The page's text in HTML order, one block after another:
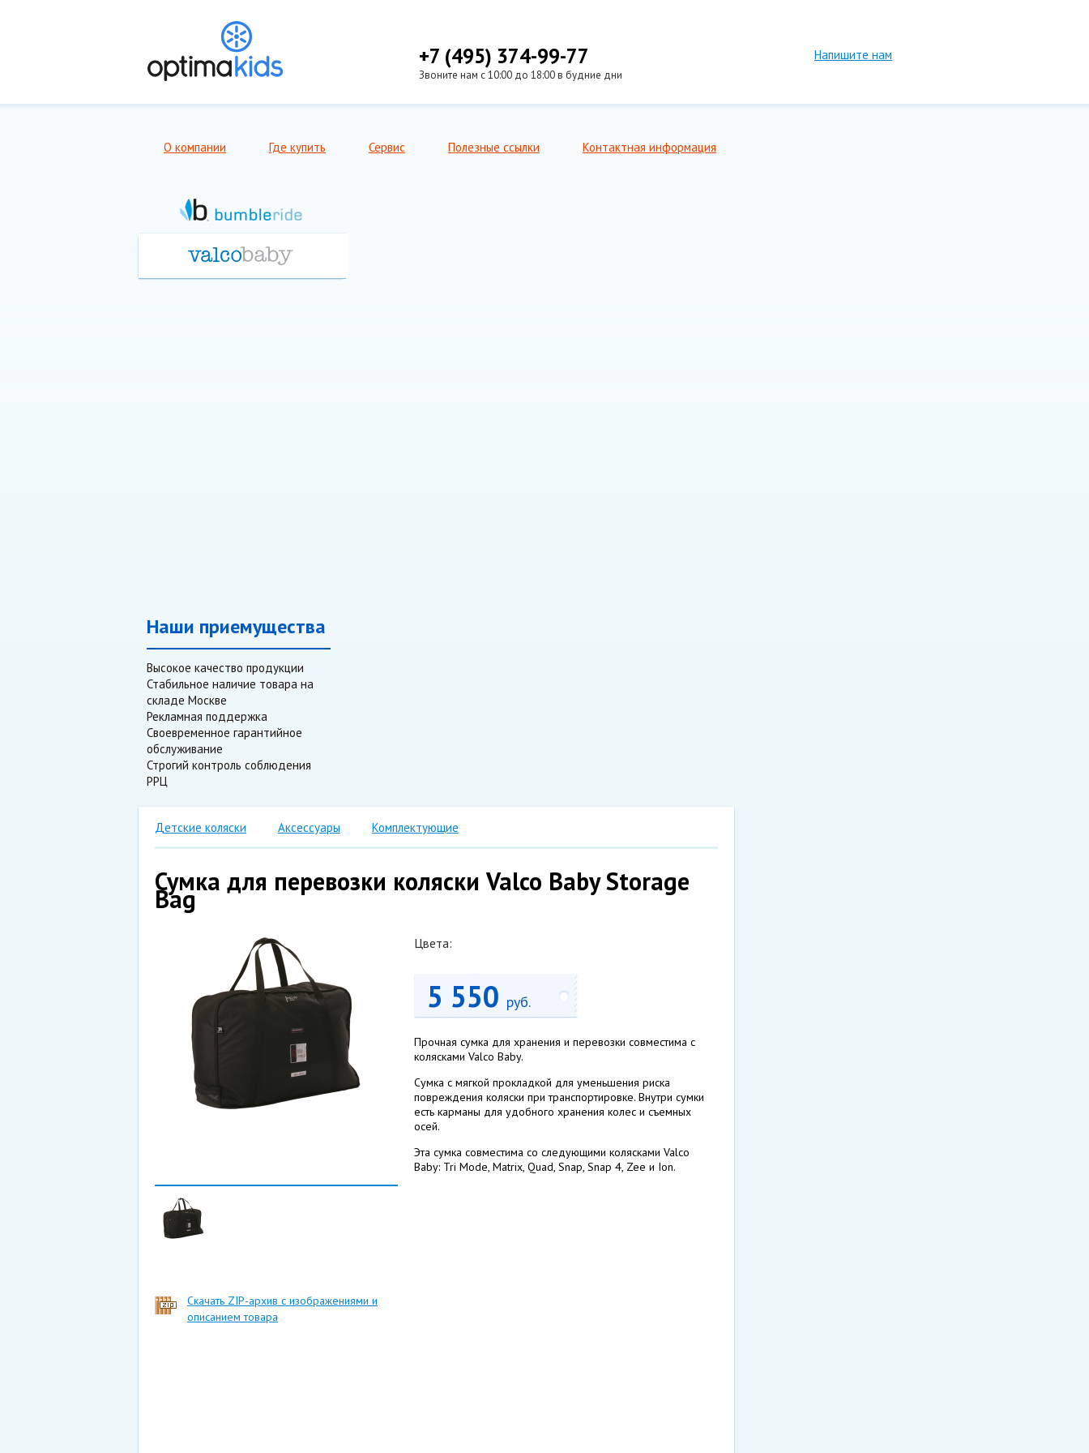
+7 (495) 374-99-77
Звоните нам с 10:00 до 18:00 в будние дни
Напишите нам
О компании Где купить Сервис Полезные ссылки Контактная информация
Наши приемущества
Высокое качество продукции
Стабильное наличие товара на
складе Москве
Рекламная поддержка
Своевременное гарантийное
обслуживание
Строгий контроль соблюдения
РРЦ
Детские коляски Аксессуары Комплектующие
Сумка для перевозки коляски Valco Baby Storage
Bag
Скачать ZIP-архив с изображениями и
описанием товара
Цвета:
5 550 руб.
Прочная сумка для хранения и перевозки совместима с
колясками Valco Baby.
Сумка с мягкой прокладкой для уменьшения риска
повреждения коляски при транспортировке. Внутри сумки
есть карманы для удобного хранения колес и съемных
осей.
Эта сумка совместима со следующими колясками Valco
Baby: Tri Mode, Matrix, Quad, Snap, Snap 4, Zee и Ion.